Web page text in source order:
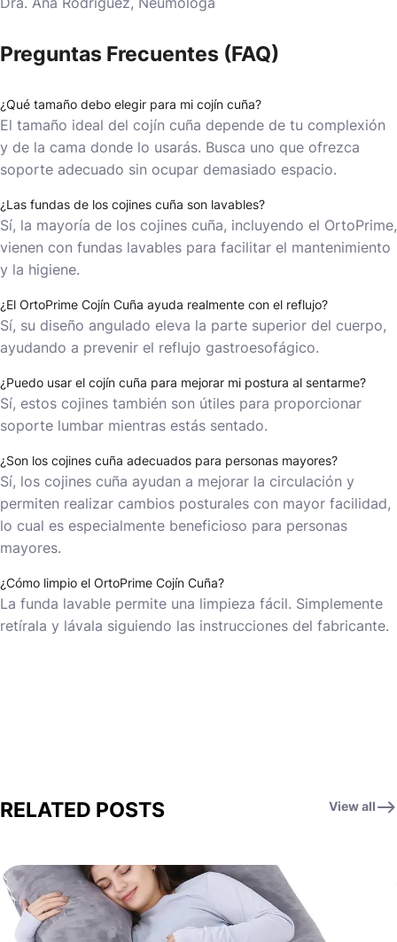
Preguntas Frecuentes (FAQ)
¿Qué tamaño debo elegir para mi cojín cuña?
El tamaño ideal del cojín cuña depende de tu complexión
y de la cama donde lo usarás. Busca uno que ofrezca
soporte adecuado sin ocupar demasiado espacio.
¿Las fundas de los cojines cuña son lavables?
Sí, la mayoría de los cojines cuña, incluyendo el OrtoPrime,
vienen con fundas lavables para facilitar el mantenimiento
y la higiene.
¿El OrtoPrime Cojín Cuña ayuda realmente con el reflujo?
Sí, su diseño angulado eleva la parte superior del cuerpo,
ayudando a prevenir el reflujo gastroesofágico.
¿Puedo usar el cojín cuña para mejorar mi postura al sentarme?
Sí, estos cojines también son útiles para proporcionar
soporte lumbar mientras estás sentado.
¿Son los cojines cuña adecuados para personas mayores?
Sí, los cojines cuña ayudan a mejorar la circulación y
permiten realizar cambios posturales con mayor facilidad,
lo cual es especialmente beneficioso para personas
mayores.
¿Cómo limpio el OrtoPrime Cojín Cuña?
La funda lavable permite una limpieza fácil. Simplemente
retírala y lávala siguiendo las instrucciones del fabricante.
RELATED POSTS View all